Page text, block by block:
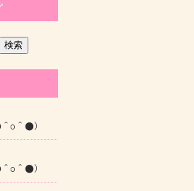
o＾●）
o＾●）